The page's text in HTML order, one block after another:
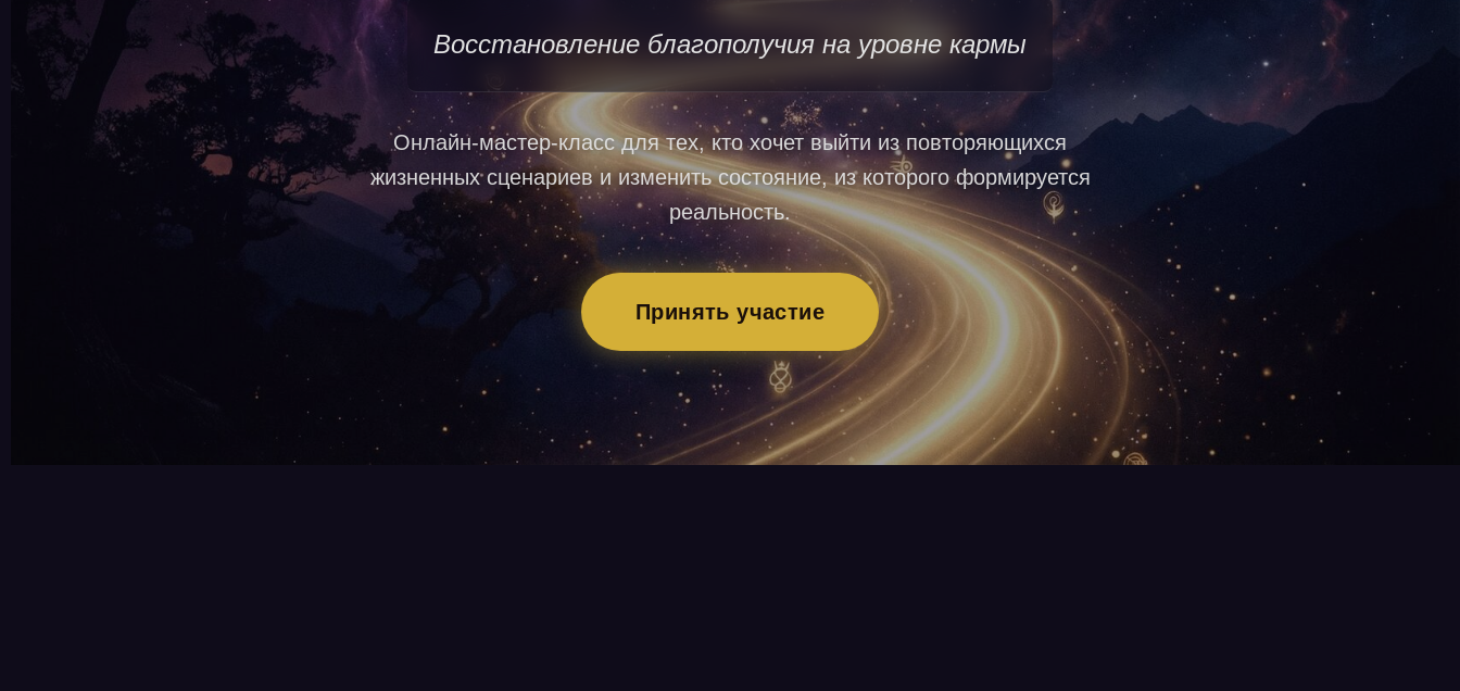
Восстановление благополучия на уровне кармы
Онлайн-мастер-класс для тех, кто хочет выйти из повторяющихся
жизненных сценариев и изменить состояние, из которого формируется
реальность.
Принять участие